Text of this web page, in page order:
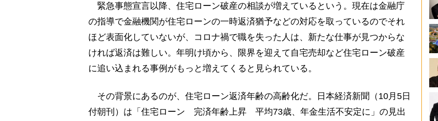
緊急事態宣言以降、住宅ローン破産の相談が増えているという。現在は金融庁
の指導で金融機関が住宅ローンの一時返済猶予などの対応を取っているのでそれ
ほど表面化していないが、コロナ禍で職を失った人は、新たな仕事が見つからな
ければ返済は難しい。年明け頃から、限界を迎えて自宅売却など住宅ローン破産
に追い込まれる事例がもっと増えてくると見られている。
その背景にあるのが、住宅ローン返済年齢の高齢化だ。日本経済新聞（10月5日
付朝刊）は「住宅ローン 完済年齢上昇 平均73歳、年金生活不安定に」の見出